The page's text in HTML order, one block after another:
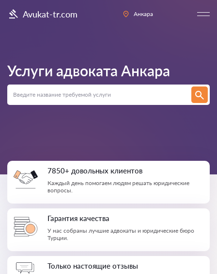
Avukat-tr.com Анкара
Услуги адвоката Анкара
7850+ довольных клиентов
Каждый день помогаем людям решать юридические
вопросы.
Гарантия качества
У нас собраны лучшие адвокаты и юридические бюро
Турции.
Только настоящие отзывы